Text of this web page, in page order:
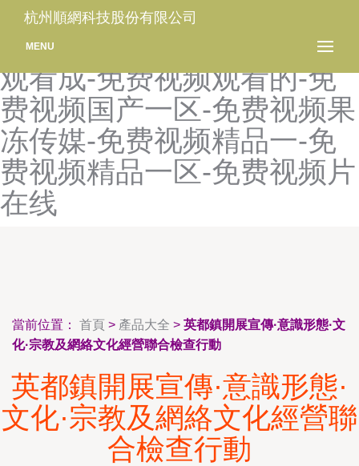
免费视频不卡一-免费视频成
人-免费视频观看-免费视频
观看成-免费视频观看的-免
费视频国产一区-免费视频果
冻传媒-免费视频精品一-免
费视频精品一区-免费视频片
在线
杭州順網科技股份有限公司
MENU
當前位置： 首頁 > 產品大全 > 英都鎮開展宣傳·意識形態·文
化·宗教及網絡文化經營聯合檢查行動
英都鎮開展宣傳·意識形態·
文化·宗教及網絡文化經營聯
合檢查行動